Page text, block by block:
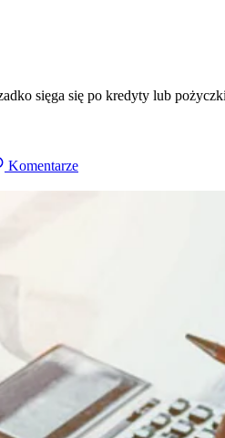
sięga się po kredyty lub
Komentarze